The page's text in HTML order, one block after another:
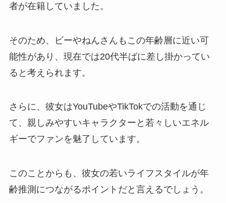
者が在籍していました。
そのため、ビーやねんさんもこの年齢層に近い可
能性があり、現在では20代半ばに差し掛かってい
ると考えられます。
さらに、彼女はYouTubeやTikTokでの活動を通じ
て、親しみやすいキャラクターと若々しいエネル
ギーでファンを魅了しています。
このことからも、彼女の若いライフスタイルが年
齢推測につながるポイントだと言えるでしょう。